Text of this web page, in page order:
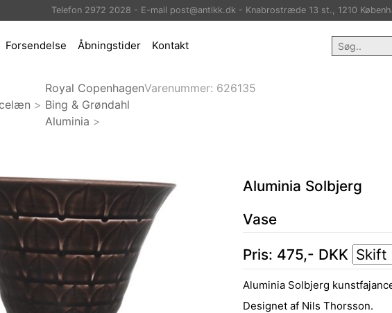
Telefon 2972 2028 - E-mail post@antikk.dk - Knabrostræde 13 st., 1210
Forsendelse Åbningstider Kontakt
>
Royal Copenhagen
Bing & Grøndahl
Aluminia >
Varenummer: 626135
Aluminia Solbjerg
Vase
Pris: 475,- DKK
Aluminia Solbjerg
Designet af Nils Thorsson.